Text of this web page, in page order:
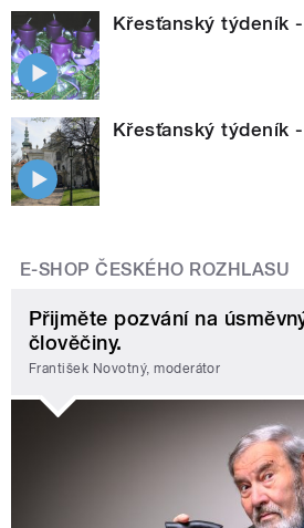
Křesťanský týdeník
Křesťanský týdeník
E-SHOP ČESKÉHO ROZHLASU
Přijměte pozvání na
člověčiny.
František Novotný, moderátor